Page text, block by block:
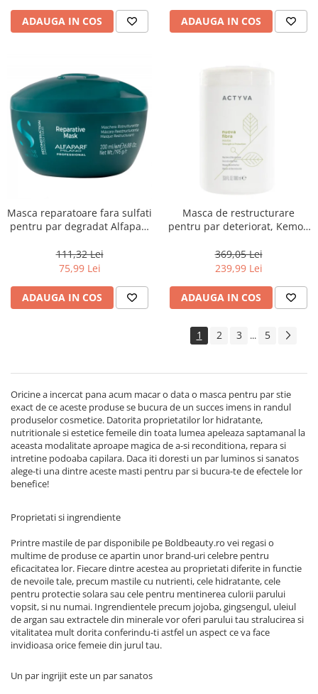
ADAUGA IN COS ADAUGA IN COS
Masca reparatoare fara sulfati
pentru par degradat Alfaparf
Reconstruction, 200 ml
111,32 Lei
75,99 Lei
ADAUGA IN COS
Masca de restructurare
pentru par deteriorat, Kemon
369,05 Lei
239,99 Lei
ADAUGA IN COS
1 2 3 ... 5
Oricine a incercat pana acum macar o data o masca pentru par stie
exact de ce aceste produse se bucura de un succes imens in randul
produselor cosmetice. Datorita proprietatilor lor hidratante,
nutritionale si estetice femeile din toata lumea apeleaza saptamanal la
aceasta modalitate aproape magica de a-si reconditiona, repara si
intretine podoaba capilara. Daca iti doresti un par luminos si sanatos
alege-ti una dintre aceste masti pentru par si bucura-te de efectele lor
benefice!
Proprietati si ingrendiente
Printre mastile de par disponibile pe Boldbeauty.ro vei regasi o
multime de produse ce apartin unor brand-uri celebre pentru
eficacitatea lor. Fiecare dintre acestea au proprietati diferite in functie
de nevoile tale, precum mastile cu nutrienti, cele hidratante, cele
pentru protectie solara sau cele pentru mentinerea culorii parului
vopsit, si nu numai. Ingrendientele precum jojoba, gingsengul, uleiul
de argan sau extractele din minerale vor oferi parului tau stralucirea si
vitalitatea mult dorita conferindu-ti astfel un aspect ce va face
invidioasa orice femeie din jurul tau.
Un par ingrijit este un par sanatos